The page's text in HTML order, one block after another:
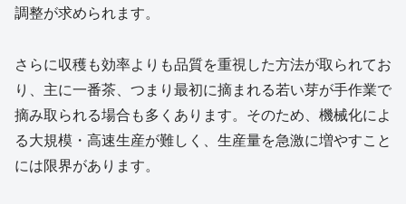
調整が求められます。
さらに収穫も効率よりも品質を重視した方法が取られてお
り、主に一番茶、つまり最初に摘まれる若い芽が手作業で
摘み取られる場合も多くあります。そのため、機械化によ
る大規模・高速生産が難しく、生産量を急激に増やすこと
には限界があります。